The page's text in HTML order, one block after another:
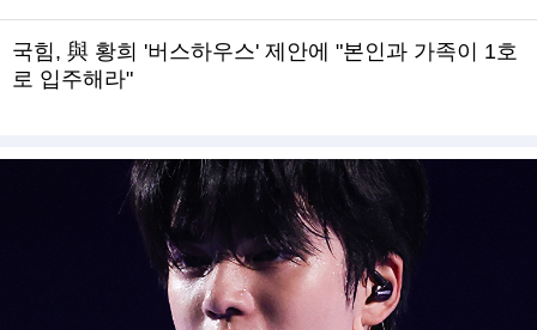
국힘, 與 황희 '버스하우스' 제안에 "본인과 가족이 1호
로 입주해라"